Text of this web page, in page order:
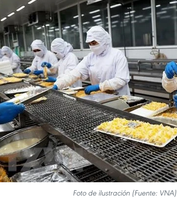
Foto de ilustración (Fuente: VNA)